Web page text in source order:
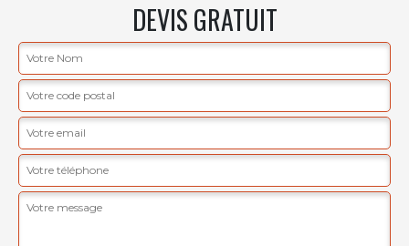
DEVIS GRATUIT